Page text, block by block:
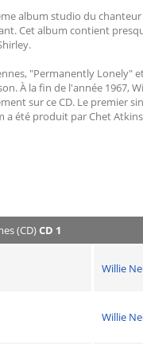
album studio du
Cet album contient
"Permanently Lonely"
À la fin de l'année 1967,
sur ce CD. Le premier
a été produit par Chet
(CD)CD 1
Willie
Willie